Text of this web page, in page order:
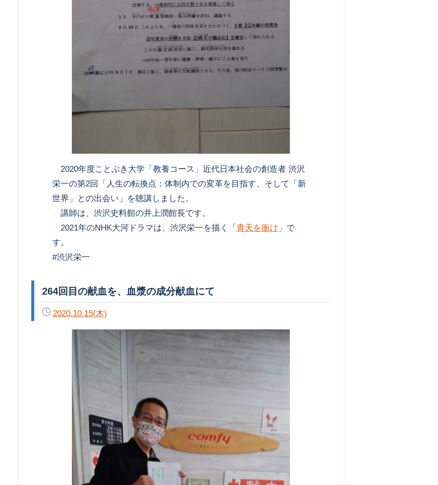
2020年度ことぶき大学「教養コース」近代日本社会の創造者 渋沢
栄一の第2回「人生の転換点：体制内での変革を目指す、そして「新
世界」との出会い」を聴講しました。
講師は、渋沢史料館の井上潤館長です。
2021年のNHK大河ドラマは、渋沢栄一を描く「 青天を衝け 」で
す。
#渋沢栄一
264回目の献血を、血漿の成分献血にて
2020.10.15(木)